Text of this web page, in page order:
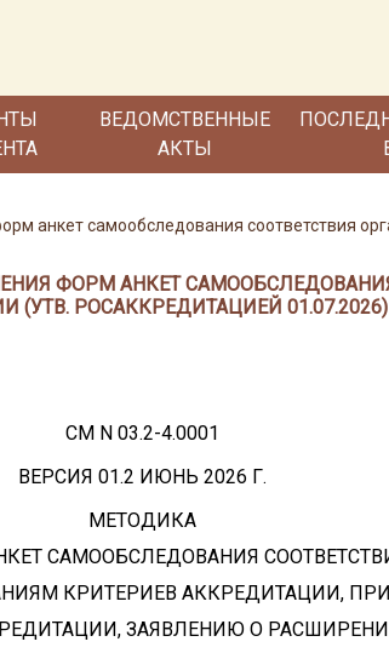
ВЕДОМСТВЕННЫЕ
АКТЫ
анкет самообследования соответствия
ФОРМ АНКЕТ
(УТВ. РОСАККРЕДИТАЦИЕЙ 01.07.2026)
СМ N 03.2-4.0001
ВЕРСИЯ 01.2 ИЮНЬ 2026 Г.
МЕТОДИКА
САМООБСЛЕДОВАНИЯ
КРИТЕРИЕВ АККРЕДИТАЦИИ,
ЗАЯВЛЕНИЮ О